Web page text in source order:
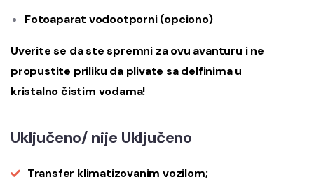
Fotoaparat vodootporni (opciono)
Uverite se da ste spremni za ovu avanturu i ne
propustite priliku da plivate sa delfinima u
kristalno čistim vodama!
Uključeno/ nije Uključeno
Transfer klimatizovanim vozilom;